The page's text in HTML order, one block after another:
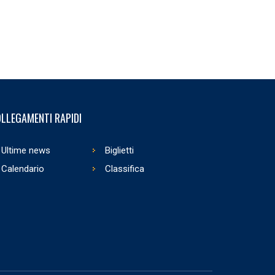
RAPIDI
Ultime news
Biglietti
Calendario
Classifica